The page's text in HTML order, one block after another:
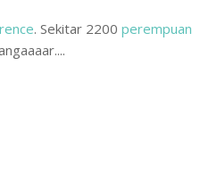
. Sekitar 2200 perempuan